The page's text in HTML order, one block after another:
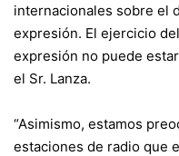
internacionales sobre el
expresión. El ejercicio
expresión no puede
el Sr. Lanza.
“Asimismo, estamos
estaciones de radio que